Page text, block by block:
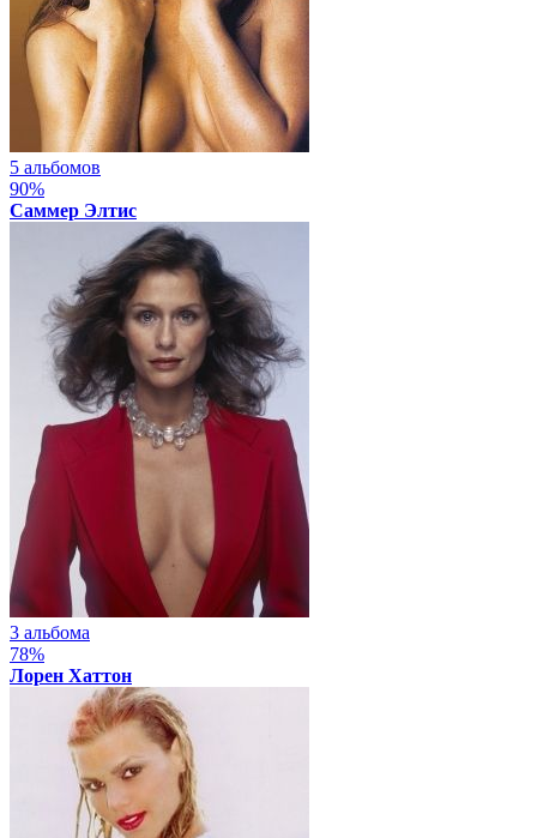
5 альбомов
90%
Саммер Элтис
3 альбома
78%
Лорен Хаттон